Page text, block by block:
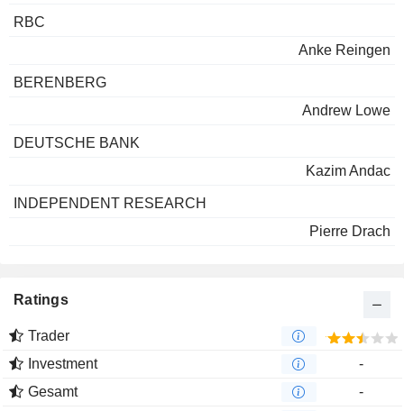
RBC
Anke Reingen
BERENBERG
Andrew Lowe
DEUTSCHE BANK
Kazim Andac
INDEPENDENT RESEARCH
Pierre Drach
Ratings
Trader
Investment
-
Gesamt
-